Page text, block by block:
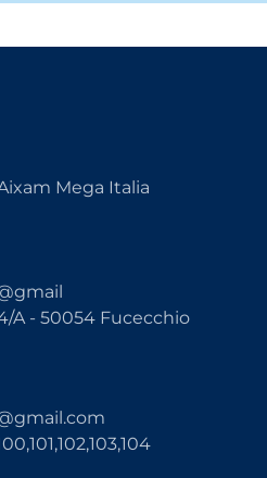
Mega Italia
A - 50054 Fucecchio